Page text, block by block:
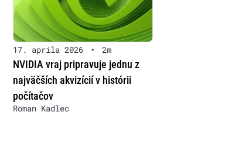
17. apríla 2026 • 2m
NVIDIA vraj pripravuje jednu z
najväčších akvizícií v histórii
počítačov
Roman Kadlec